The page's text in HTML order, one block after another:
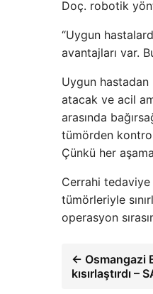
Doç. robotik
“Uygun
avantajları var.
Uygun hastadan
atacak ve acil
arasında
tümörden
Çünkü her
Cerrahi tedaviye
tümörleriyle
operasyon
← Osmangazi
kısırlaştırdı –